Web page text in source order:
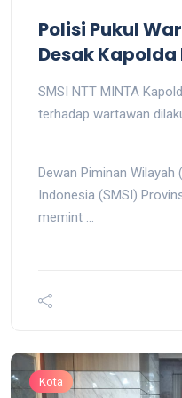
Polisi Pukul
Desak Kapolda
SMSI NTT MINTA
terhadap wartawan
Dewan Piminan Wilayah
Indonesia (SMSI)
memint ...
Kota